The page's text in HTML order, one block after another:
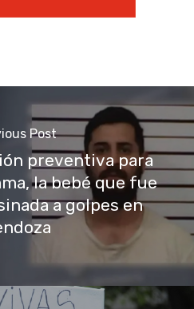
Post
preventiva para
la bebé que fue
a golpes en